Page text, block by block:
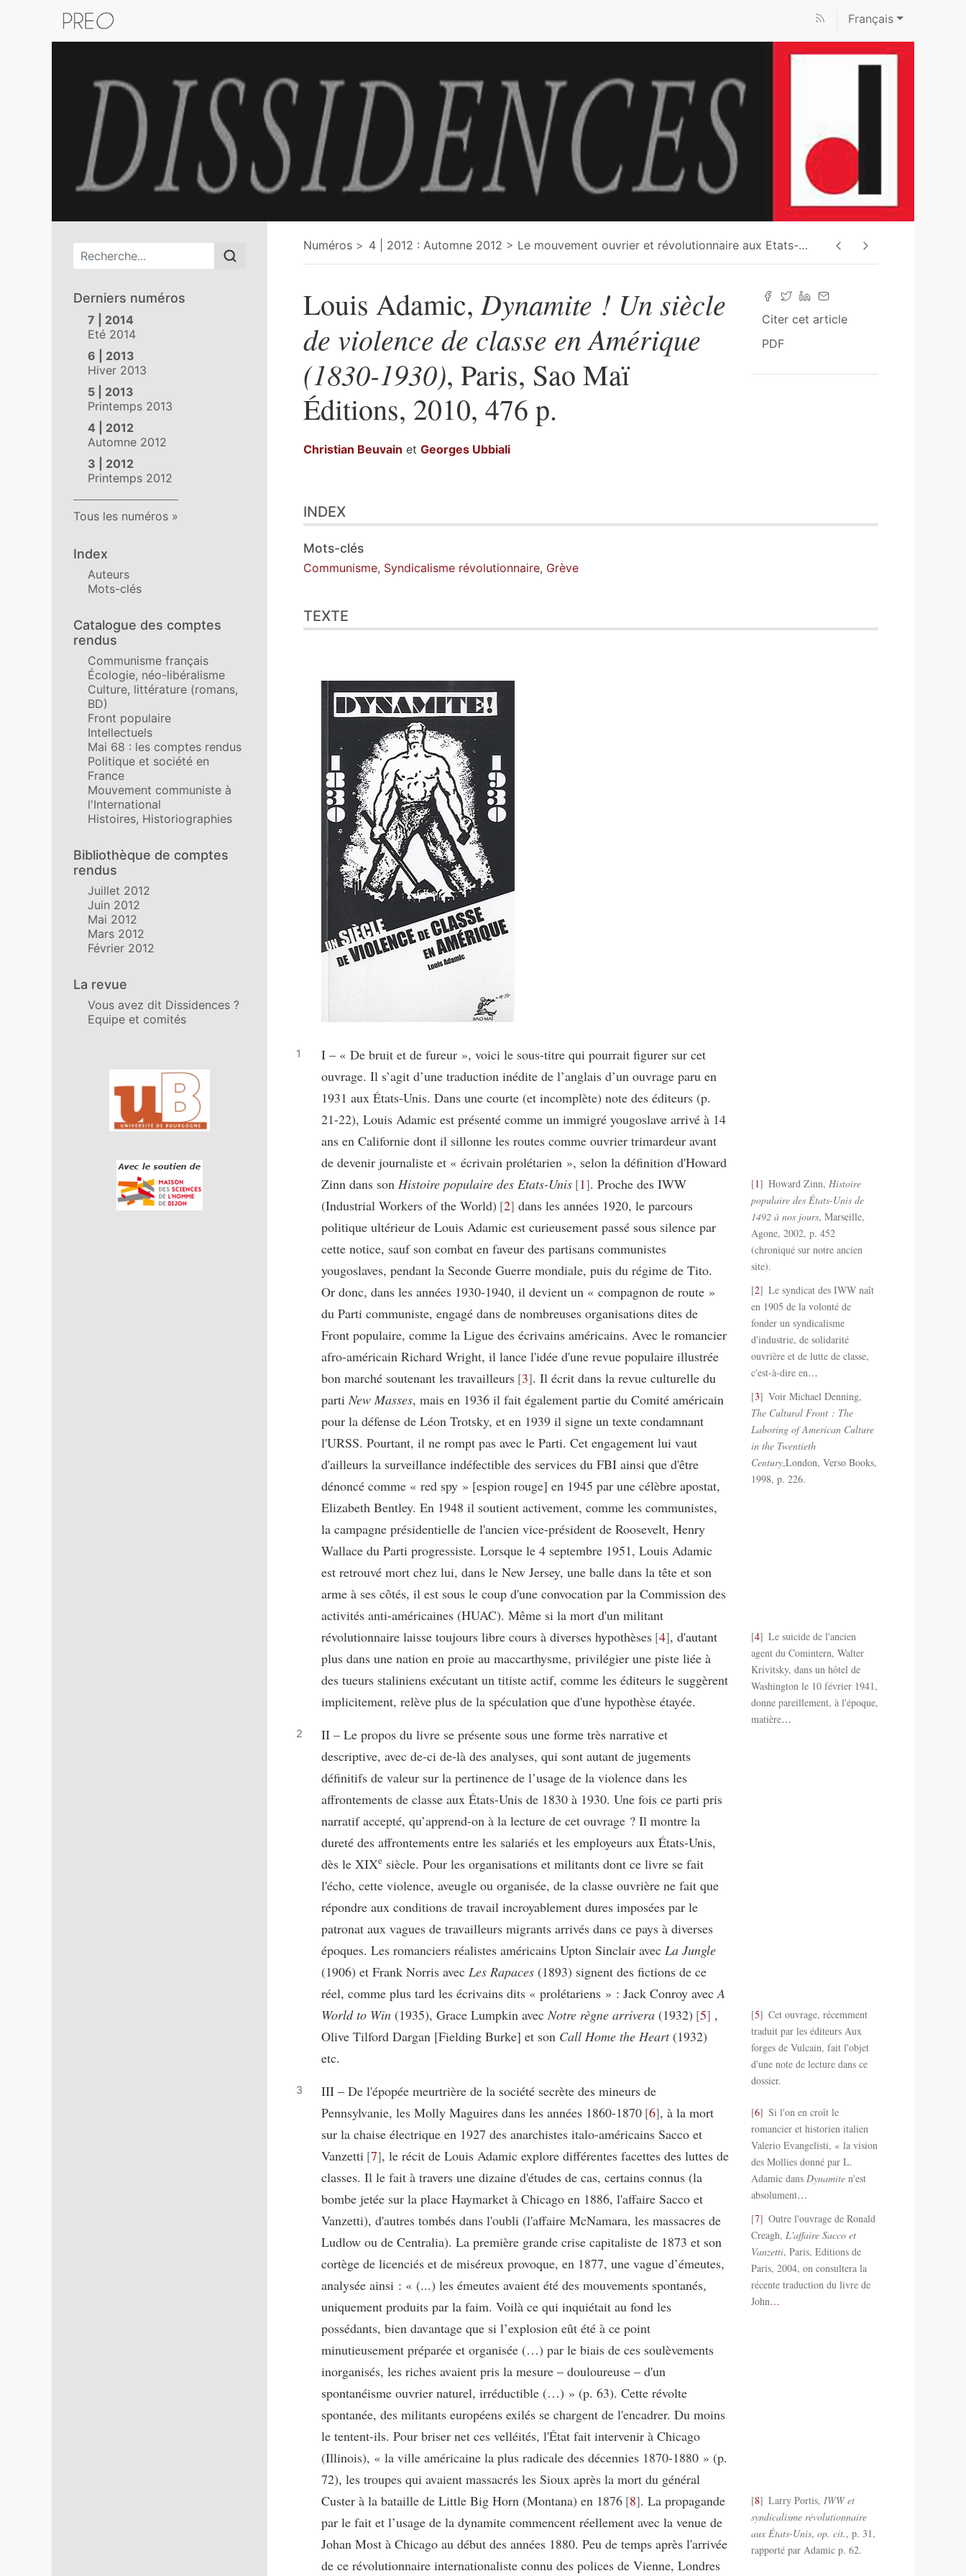
Français
Menu principal
Derniers numéros
7 | 2014
Eté 2014
6 | 2013
Hiver 2013
5 | 2013
Printemps 2013
4 | 2012
Automne 2012
3 | 2012
Printemps 2012
Tous les numéros
Index
Auteurs
Mots-clés
Catalogue des comptes
rendus
Communisme français
Écologie, néo-libéralisme
Culture, littérature (romans,
BD)
Front populaire
Intellectuels
Mai 68 : les comptes rendus
Politique et société en
France
Mouvement communiste à
l'International
Histoires, Historiographies
Bibliothèque de comptes
rendus
Juillet 2012
Juin 2012
Mai 2012
Mars 2012
Février 2012
La revue
Vous avez dit Dissidences ?
Equipe et comités
Affiliations/partenaires
Numéros 4 | 2012 : Automne 2012 Le mouvement ouvrier et révolutionnaire aux Etats-…
Citer cet article
PDF
Louis Adamic,Dynamite ! Un siècle
de violence de classe en Amérique
(1830-1930), Paris, Sao Maï
Éditions, 2010, 476 p.
Christian Beuvain et Georges Ubbiali
Texte
Notes
Illustrations
Citer cet article
INDEX
Mots-clés
Communisme, Syndicalisme révolutionnaire, Grève
TEXTE
I – « De bruit et de fureur », voici le sous-titre qui pourrait figurer sur cet
ouvrage. Il s’agit d’une traduction inédite de l’anglais d’un ouvrage paru en
1931 aux États-Unis. Dans une courte (et incomplète) note des éditeurs (p.
21-22), Louis Adamic est présenté comme un immigré yougoslave arrivé à 14
ans en Californie dont il sillonne les routes comme ouvrier trimardeur avant
de devenir journaliste et « écrivain prolétarien », selon la définition d'Howard
Zinn dans son Histoire populaire des Etats-Unis 1 . Proche des IWW
(Industrial Workers of the World) 2 dans les années 1920, le parcours
politique ultérieur de Louis Adamic est curieusement passé sous silence par
cette notice, sauf son combat en faveur des partisans communistes
yougoslaves, pendant la Seconde Guerre mondiale, puis du régime de Tito.
Or donc, dans les années 1930-1940, il devient un « compagnon de route »
du Parti communiste, engagé dans de nombreuses organisations dites de
Front populaire, comme la Ligue des écrivains américains. Avec le romancier
afro-américain Richard Wright, il lance l'idée d'une revue populaire illustrée
bon marché soutenant les travailleurs 3 . Il écrit dans la revue culturelle du
partiNew Masses, mais en 1936 il fait également partie du Comité américain
pour la défense de Léon Trotsky, et en 1939 il signe un texte condamnant
l'URSS. Pourtant, il ne rompt pas avec le Parti. Cet engagement lui vaut
d'ailleurs la surveillance indéfectible des services du FBI ainsi que d'être
dénoncé comme « red spy » [espion rouge] en 1945 par une célèbre apostat,
Elizabeth Bentley. En 1948 il soutient activement, comme les communistes,
la campagne présidentielle de l'ancien vice-président de Roosevelt, Henry
Wallace du Parti progressiste. Lorsque le 4 septembre 1951, Louis Adamic
est retrouvé mort chez lui, dans le New Jersey, une balle dans la tête et son
arme à ses côtés, il est sous le coup d'une convocation par la Commission des
activités anti-américaines (HUAC). Même si la mort d'un militant
révolutionnaire laisse toujours libre cours à diverses hypothèses 4 , d'autant
plus dans une nation en proie au maccarthysme, privilégier une piste liée à
des tueurs staliniens exécutant un titiste actif, comme les éditeurs le suggèrent
implicitement, relève plus de la spéculation que d'une hypothèse étayée.
II – Le propos du livre se présente sous une forme très narrative et
descriptive, avec de-ci de-là des analyses, qui sont autant de jugements
définitifs de valeur sur la pertinence de l’usage de la violence dans les
affrontements de classe aux États-Unis de 1830 à 1930. Une fois ce parti pris
narratif accepté, qu’apprend-on à la lecture de cet ouvrage ? Il montre la
dureté des affrontements entre les salariés et les employeurs aux États-Unis,
dès le XIXe siècle. Pour les organisations et militants dont ce livre se fait
l'écho, cette violence, aveugle ou organisée, de la classe ouvrière ne fait que
répondre aux conditions de travail incroyablement dures imposées par le
patronat aux vagues de travailleurs migrants arrivés dans ce pays à diverses
époques. Les romanciers réalistes américains Upton Sinclair avec La Jungle
(1906) et Frank Norris avec Les Rapaces (1893) signent des fictions de ce
réel, comme plus tard les écrivains dits « prolétariens » : Jack Conroy avecA
World to Win (1935), Grace Lumpkin avecNotre règne arrivera (1932) 5 ,
Olive Tilford Dargan [Fielding Burke] et son Call Home the Heart (1932)
etc.
III – De l'épopée meurtrière de la société secrète des mineurs de
Pennsylvanie, les Molly Maguires dans les années 1860-1870 6 , à la mort
sur la chaise électrique en 1927 des anarchistes italo-américains Sacco et
Vanzetti 7 , le récit de Louis Adamic explore différentes facettes des luttes de
classes. Il le fait à travers une dizaine d'études de cas, certains connus (la
bombe jetée sur la place Haymarket à Chicago en 1886, l'affaire Sacco et
Vanzetti), d'autres tombés dans l'oubli (l'affaire McNamara, les massacres de
Ludlow ou de Centralia). La première grande crise capitaliste de 1873 et son
cortège de licenciés et de miséreux provoque, en 1877, une vague d’émeutes,
analysée ainsi : « (...) les émeutes avaient été des mouvements spontanés,
uniquement produits par la faim. Voilà ce qui inquiétait au fond les
possédants, bien davantage que si l’explosion eût été à ce point
minutieusement préparée et organisée (…) par le biais de ces soulèvements
inorganisés, les riches avaient pris la mesure – douloureuse – d'un
spontanéisme ouvrier naturel, irréductible (…) » (p. 63). Cette révolte
spontanée, des militants européens exilés se chargent de l'encadrer. Du moins
le tentent-ils. Pour briser net ces velléités, l'État fait intervenir à Chicago
(Illinois), « la ville américaine la plus radicale des décennies 1870-1880 » (p.
72), les troupes qui avaient massacrés les Sioux après la mort du général
Custer à la bataille de Little Big Horn (Montana) en 1876 8 . La propagande
par le fait et l’usage de la dynamite commencent réellement avec la venue de
Johan Most à Chicago au début des années 1880. Peu de temps après l'arrivée
de ce révolutionnaire internationaliste connu des polices de Vienne, Londres
1 Howard Zinn, Histoire
populaire des États-Unis de
1492 à nos jours, Marseille,
Agone, 2002, p. 452
(chroniqué sur notre ancien
site).
2
Le syndicat des IWW naît
en 1905 de la volonté de
fonder un syndicalisme
d'industrie, de solidarité
ouvrière et de lutte de classe,
c'est-à-dire en…
3
Voir Michael Denning,
The Cultural Front : The
Laboring of American Culture
in the Twentieth
Century,London, Verso Books,
1998, p. 226.
4
Le suicide de l'ancien
agent du Comintern, Walter
Krivitsky, dans un hôtel de
Washington le 10 février 1941,
donne pareillement, à l'époque,
matière…
5
Cet ouvrage, récemment
traduit par les éditeurs Aux
forges de Vulcain, fait l'objet
d'une note de lecture dans ce
dossier.
6
Si l'on en croît le
romancier et historien italien
Valerio Evangelisti, « la vision
des Mollies donné par L.
Adamic dans Dynamiten'est
absolument…
7
Outre l'ouvrage de Ronald
Creagh, L'affaire Sacco et
Vanzetti, Paris, Editions de
Paris, 2004, on consultera la
récente traduction du livre de
John…
8 Larry Portis, IWW et
syndicalisme révolutionnaire
aux États-Unis, op. cit., p. 31,
rapporté par Adamic p. 62.